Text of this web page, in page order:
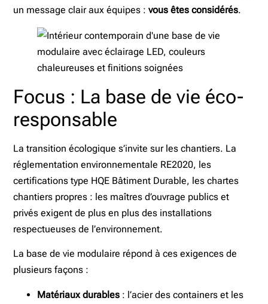
un message clair aux équipes :vous êtes considérés.
Focus : La base de vie éco-
responsable
La transition écologique s’invite sur les chantiers. La
réglementation environnementale RE2020, les
certifications type HQE Bâtiment Durable, les chartes
chantiers propres : les maîtres d’ouvrage publics et
privés exigent de plus en plus des installations
respectueuses de l’environnement.
La base de vie modulaire répond à ces exigences de
plusieurs façons :
Matériaux durables : l’acier des containers et les